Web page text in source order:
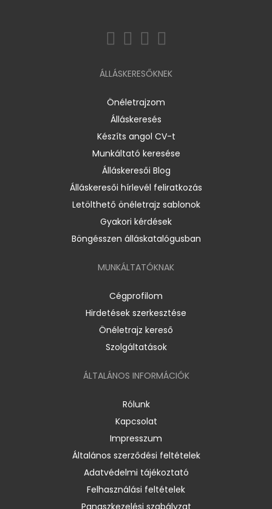
ÁLLÁSKERESŐKNEK
Önéletrajzom
Álláskeresés
Készíts angol CV-t
Munkáltató keresése
Álláskeresői Blog
Álláskeresői hírlevél feliratkozás
Letölthető önéletrajz sablonok
Gyakori kérdések
Böngésszen álláskatalógusban
MUNKÁLTATÓKNAK
Cégprofilom
Hirdetések szerkesztése
Önéletrajz kereső
Szolgáltatások
ÁLTALÁNOS INFORMÁCIÓK
Rólunk
Kapcsolat
Impresszum
Általános szerződési feltételek
Adatvédelmi tájékoztató
Felhasználási feltételek
Panaszkezelési szabályzat